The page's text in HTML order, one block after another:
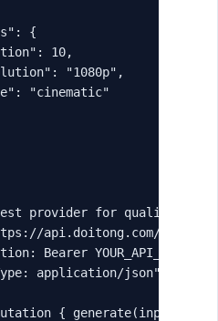
{
10,
"1080p",
"cinematic"
provider for quality
api.doitong.com/
Bearer YOUR_API_KEY" \
application/json" \
{ generate(input: {